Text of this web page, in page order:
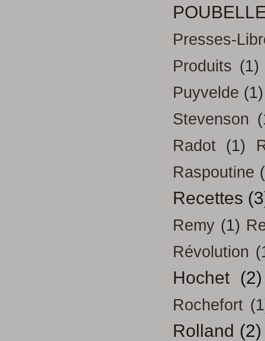
Presses-
Produits (1)
Puyvelde (1)
Stevenson
Radot (1)
Raspoutine
Recettes
Remy (1)
Révolution
Hochet (2)
Rochefort
Rolland (2)